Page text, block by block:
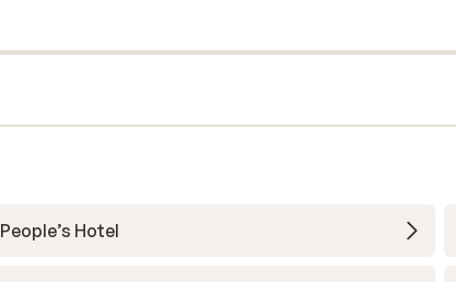
People’s Hotel